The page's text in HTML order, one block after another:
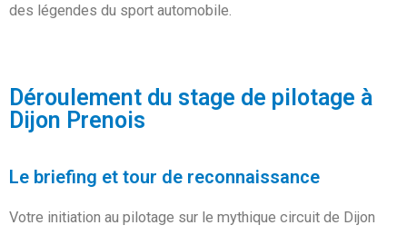
des légendes du sport automobile.
Déroulement du stage de pilotage à
Dijon Prenois
Le briefing et tour de reconnaissance
Votre initiation au pilotage sur le mythique circuit de Dijon